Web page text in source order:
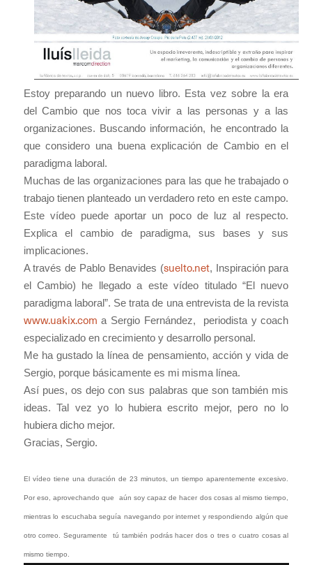
Estoy preparando un nuevo libro. Esta vez sobre la era
del Cambio que nos toca vivir a las personas y a las
organizaciones. Buscando información, he encontrado la
que considero una buena explicación de Cambio en el
paradigma laboral.
Muchas de las organizaciones para las que he trabajado o
trabajo tienen planteado un verdadero reto en este campo.
Este vídeo puede aportar un poco de luz al respecto.
Explica el cambio de paradigma, sus bases y sus
implicaciones.
A través de Pablo Benavides (suelto.net, Inspiración para
el Cambio) he llegado a este vídeo titulado “El nuevo
paradigma laboral”. Se trata de una entrevista de la revista
www.uakix.com a Sergio Fernández, periodista y coach
especializado en crecimiento y desarrollo personal.
Me ha gustado la línea de pensamiento, acción y vida de
Sergio, porque básicamente es mi misma línea.
Así pues, os dejo con sus palabras que son también mis
ideas. Tal vez yo lo hubiera escrito mejor, pero no lo
hubiera dicho mejor.
Gracias, Sergio.
El vídeo tiene una duración de 23 minutos, un tiempo aparentemente excesivo.
Por eso, aprovechando que aún soy capaz de hacer dos cosas al mismo tiempo,
mientras lo escuchaba seguía navegando por internet y respondiendo algún que
otro correo. Seguramente tú también podrás hacer dos o tres o cuatro cosas al
mismo tiempo.